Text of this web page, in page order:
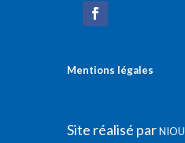
Mentions légales
Site réalisé parNIOU